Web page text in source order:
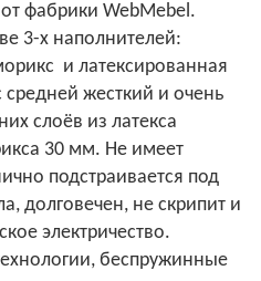
фабрики WebMebel.
3-х наполнителей:
и латексированная
жесткий и очень
слоёв из латекса
30 мм. Не имеет
подстраивается под
долговечен, не скрипит и
электричество.
беспружинные